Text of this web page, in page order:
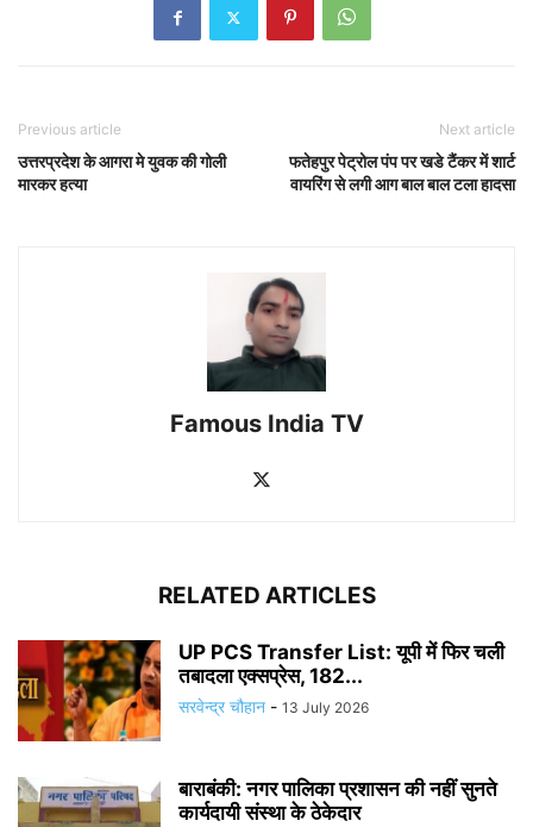
Previous article
उत्तरप्रदेश के आगरा मे युवक की गोली
मारकर हत्या
Next article
फतेहपुर पेट्रोल पंप पर खडे टैंकर में शार्ट
वायरिंग से लगी आग बाल बाल टला हादसा
Famous India TV
RELATED ARTICLES
UP PCS Transfer List: यूपी में फिर चली
तबादला एक्सप्रेस, 182...
सरवेन्द्र चौहान - 13 July 2026
बाराबंकी: नगर पालिका प्रशासन की नहीं सुनते
कार्यदायी संस्था के ठेकेदार